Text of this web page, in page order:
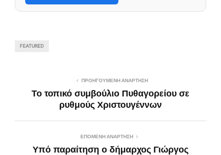
FEATURED
ΠΡΟΗΓΟΎΜΕΝΗ ΑΝΆΡΤΗΣΗ
Το τοπικό συμβούλιο Πυθαγορείου σε
ρυθμούς Χριστουγέννων
ΕΠΌΜΕΝΗ ΑΝΆΡΤΗΣΗ
Yπό παραίτηση ο δήμαρχος Γιώργος